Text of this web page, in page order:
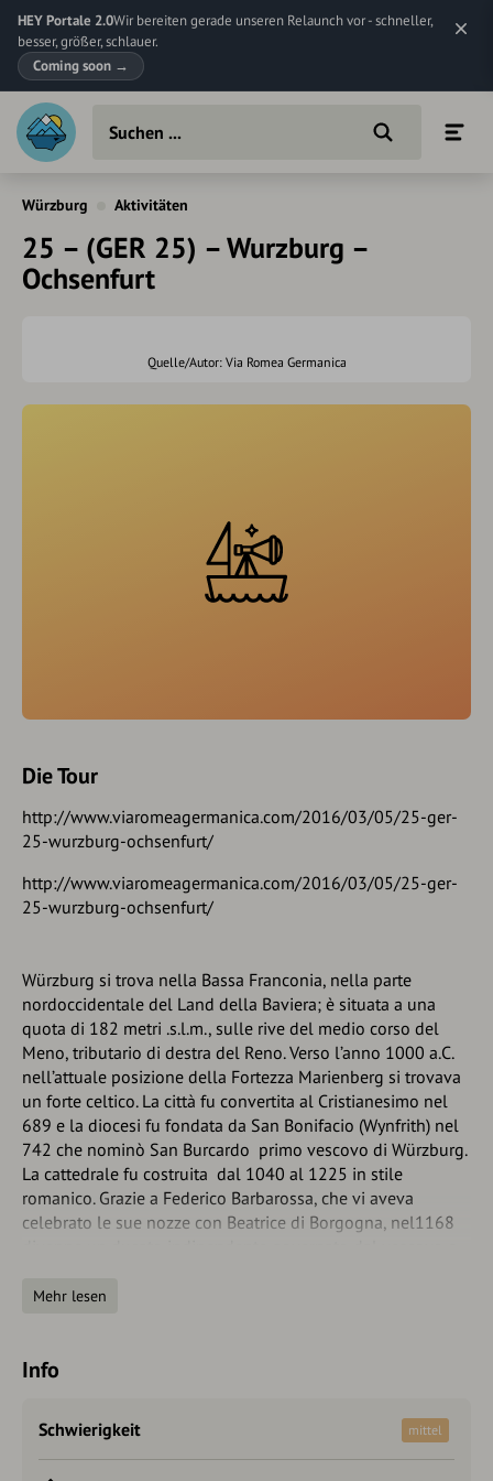
HEY Portale 2.0Wir bereiten gerade unseren Relaunch vor - schneller,
besser, größer, schlauer.
Coming soon →
Würzburg Aktivitäten
25 – (GER 25) – Wurzburg –
Ochsenfurt
Quelle/Autor: Via Romea Germanica
Die Tour
http://www.viaromeagermanica.com/2016/03/05/25-ger-
25-wurzburg-ochsenfurt/
http://www.viaromeagermanica.com/2016/03/05/25-ger-
25-wurzburg-ochsenfurt/
Würzburg si trova nella Bassa Franconia, nella parte
nordoccidentale del Land della Baviera; è situata a una
quota di 182 metri .s.l.m., sulle rive del medio corso del
Meno, tributario di destra del Reno. Verso l’anno 1000 a.C.
nell’attuale posizione della Fortezza Marienberg si trovava
un forte celtico. La città fu convertita al Cristianesimo nel
689 e la diocesi fu fondata da San Bonifacio (Wynfrith) nel
742 che nominò San Burcardo primo vescovo di Würzburg.
La cattedrale fu costruita dal 1040 al 1225 in stile
romanico. Grazie a Federico Barbarossa, che vi aveva
celebrato le sue nozze con Beatrice di Borgogna, nel1168
splendore nel periodo fra il 1650 e il 1750, sotto il governo
la città terminale del più famoso itinerario turistico tedesco
parte da Fussen, cittadina delle Alpi Bavaresi e tocca
Augusta, Rothenburg ob der Tauber, ed altre località della
cosiddetta Svevia bavarese.
Mehr lesen
Info
Schwierigkeit mittel